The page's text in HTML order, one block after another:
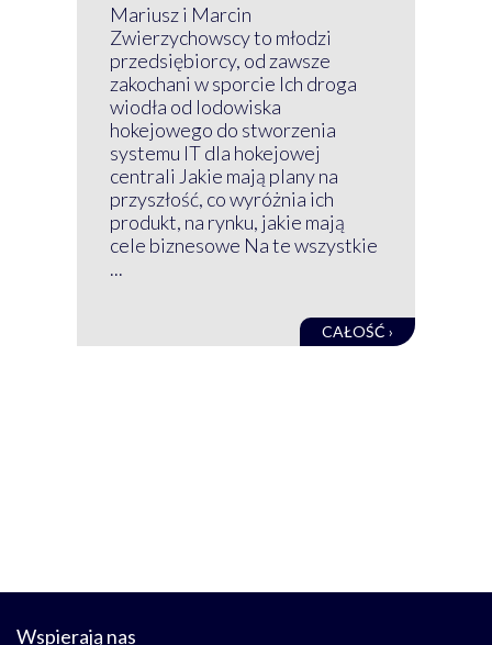
Mariusz i Marcin
Zwierzychowscy to młodzi
przedsiębiorcy, od zawsze
zakochani w sporcie Ich droga
wiodła od lodowiska
hokejowego do stworzenia
systemu IT dla hokejowej
centrali Jakie mają plany na
przyszłość, co wyróżnia ich
produkt, na rynku, jakie mają
cele biznesowe Na te wszystkie
...
CAŁOŚĆ ›
Wspierają nas